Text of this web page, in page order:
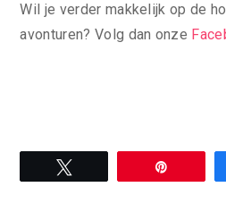
Wil je verder makkelijk op de
avonturen? Volg dan onze